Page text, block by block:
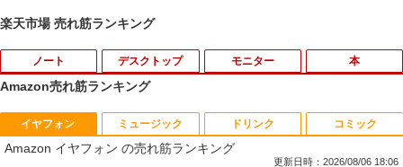
楽天市場 売れ筋ランキング
ノート
1
【大特価】中古 VAIO Core i7 1065G7 第
10世代CPU メモリ8GB SSD256GB 14イ
ンチ フルHD Windows11 Home WEBカ
デスクトップ
1
【★最大100%ポイント】超小型筐体 ミ
ニパソコン HP ProDesk 800 G2 DM 第6
世代 Corei5 メモリ:8GB 新品SSD:256G
モニター
1
【送料無料】1.54インチ ST7789 解像度
240x240 IPS LCDディスプレイ240x240
LCDモジュール SPI ディスプレイ Ardui
本
1
【エントリーでポイント10倍】はじめて
の世界名作えほん きいろいえほんのおう
Amazon売れ筋ランキング
イヤフォン
Amazon イヤフォン の売れ筋ランキング
更新日時：2026/08/06 18:06
ミュージック ドリンク コミック